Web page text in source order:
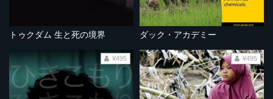
トゥクダム 生と死の境界 ダック・アカデミー
¥495 ¥495